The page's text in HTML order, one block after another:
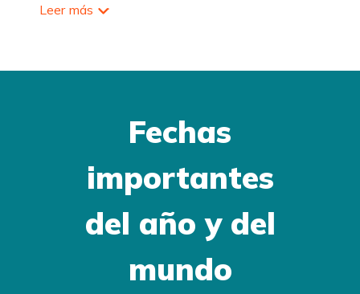
Leer más
Fechas
importantes
del año y del
mundo